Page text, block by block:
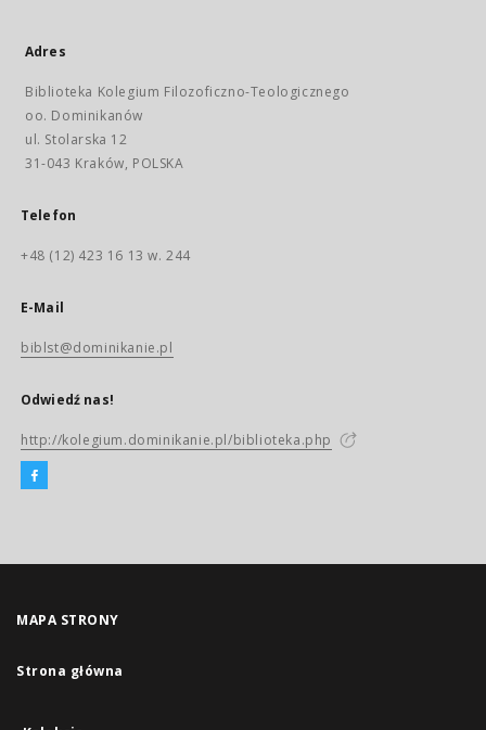
Adres
Biblioteka Kolegium Filozoficzno-Teologicznego
oo. Dominikanów
ul. Stolarska 12
31-043 Kraków, POLSKA
Telefon
+48 (12) 423 16 13 w. 244
E-Mail
biblst@dominikanie.pl
Odwiedź nas!
http://kolegium.dominikanie.pl/biblioteka.php
MAPA STRONY
Strona główna